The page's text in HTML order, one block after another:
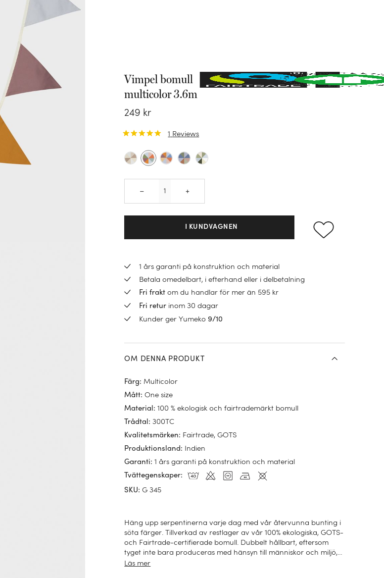
Vimpel bomull
multicolor 3.6m
249 kr
1 Reviews
– +
I KUNDVAGNEN
1 års garanti på konstruktion och material
Betala omedelbart, i efterhand eller i delbetalning
Fri frakt om du handlar för mer än 595 kr
Fri retur inom 30 dagar
Kunder ger Yumeko9/10
OM DENNA PRODUKT
Färg: Multicolor
Mått:One size
Material :100 % ekologisk och fairtrademärkt bomull
Trådtal :300TC
Kvalitetsmärken: Fairtrade, GOTS
Produktionsland : Indien
Garanti:1 års garanti på konstruktion och material
Tvättegenskaper:
SKU:G 345
Häng upp serpentinerna varje dag med vår återvunna bunting i
söta färger. Tillverkad av restlager av vår 100% ekologiska, GOTS-
och Fairtrade-certifierade bomull. Dubbelt hållbart, eftersom
tyget inte bara produceras med hänsyn till människor och miljö,
vi förhindrar också onödig tygförlust. Det tycker vi faktiskt är värt
Läs mer